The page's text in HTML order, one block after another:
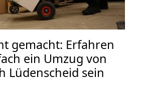
gemacht: Erfahren
ein Umzug von
Lüdenscheid sein